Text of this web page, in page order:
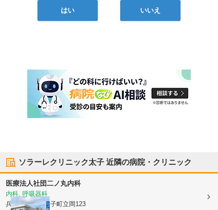
はい いいえ
ソラーレクリニック太子 近隣の病院・クリニック
医療法人社団二ノ丸内科
内科, 呼吸器科
兵庫県揖保郡太子町立岡123